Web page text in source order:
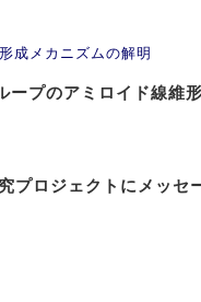
成メカニズムの解明
プのアミロイド線維
ロジェクトにメッセ